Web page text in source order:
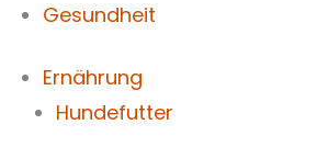
Gesundheit
Ernährung
Hundefutter